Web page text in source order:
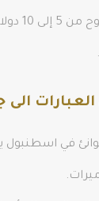
الى
في اسطنبول